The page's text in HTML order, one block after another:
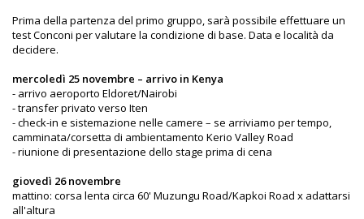
Prima della partenza del primo gruppo, sarà possibile effettuare un
test Conconi per valutare la condizione di base. Data e località da
decidere.
mercoledì 25 novembre – arrivo in Kenya
- arrivo aeroporto Eldoret/Nairobi
- transfer privato verso Iten
- check-in e sistemazione nelle camere – se arriviamo per tempo,
camminata/corsetta di ambientamento Kerio Valley Road
- riunione di presentazione dello stage prima di cena
giovedì 26 novembre
mattino: corsa lenta circa 60' Muzungu Road/Kapkoi Road x adattarsi
all'altura